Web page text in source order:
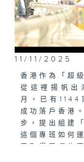
11/11/2025
香港作為「超
從這裡揚帆出
月，已有1144
成功落戶香港
步，提出組建
這個專班如何